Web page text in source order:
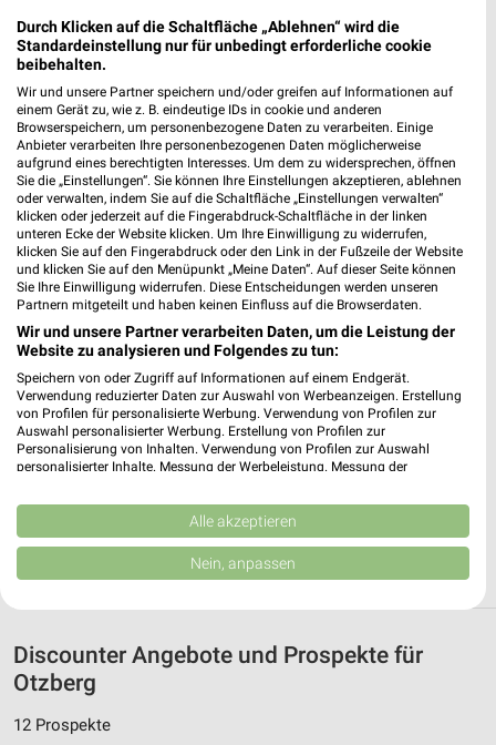
430,94 km • Angebote: 1 Prospekt
Netto Marken-Discount Dieburg
Am Campus 7
64807 Dieburg
Heute 07:00 - 21:00 Uhr |
Geöffnet
430,26 km • Angebote: 3 Prospekte
PENNY Dieburg
In Der Altstadt 3
Heute 07:30 - 21:00 Uhr | Geöffnet
431,15 km • Angebote: 1 Prospekt
❯
Lidl Dieburg
64807 Dieburg
Heute 07:00 - 21:00 Uhr | Geöffnet
430,46 km • Angebote: 3 Prospekte
Discounter Angebote und Prospekte für
Otzberg
12 Prospekte
Durch Klicken auf die Schaltfläche „Ablehnen“ wird die
Standardeinstellung nur für unbedingt erforderliche cookie
beibehalten.
Wir und unsere Partner speichern und/oder greifen auf Informationen auf
einem Gerät zu, wie z. B. eindeutige IDs in cookie und anderen
Browserspeichern, um personenbezogene Daten zu verarbeiten. Einige
Anbieter verarbeiten Ihre personenbezogenen Daten möglicherweise
aufgrund eines berechtigten Interesses. Um dem zu widersprechen, öffnen
Sie die „Einstellungen“. Sie können Ihre Einstellungen akzeptieren, ablehnen
oder verwalten, indem Sie auf die Schaltfläche „Einstellungen verwalten“
klicken oder jederzeit auf die Fingerabdruck-Schaltfläche in der linken
unteren Ecke der Website klicken. Um Ihre Einwilligung zu widerrufen,
klicken Sie auf den Fingerabdruck oder den Link in der Fußzeile der Website
und klicken Sie auf den Menüpunkt „Meine Daten“. Auf dieser Seite können
Sie Ihre Einwilligung widerrufen. Diese Entscheidungen werden unseren
Partnern mitgeteilt und haben keinen Einfluss auf die Browserdaten.
Wir und unsere Partner verarbeiten Daten, um die Leistung der
Website zu analysieren und Folgendes zu tun:
Speichern von oder Zugriff auf Informationen auf einem Endgerät.
Verwendung reduzierter Daten zur Auswahl von Werbeanzeigen. Erstellung
von Profilen für personalisierte Werbung. Verwendung von Profilen zur
Auswahl personalisierter Werbung. Erstellung von Profilen zur
Personalisierung von Inhalten. Verwendung von Profilen zur Auswahl
personalisierter Inhalte. Messung der Werbeleistung. Messung der
Kombinationen von Daten aus verschiedenen Quellen. Entwicklung und
Verbesserung der Angebote. Verwendung reduzierter Daten zur Auswahl
von Inhalten.
Daten können außerhalb der Europäischen Union weitergegeben und in die
USA gesendet werden.
Website/App.
Partnerliste anzeigen (1 IAB-Anbieter)
Wir nutzen Ihre Daten für folgende Zwecke:
IAB-Verarbeitungszwecke:
Speichern von oder Zugriff auf Informationen
Alle akzeptieren
Nein, anpassen